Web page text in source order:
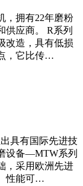
，拥有22年磨粉
供应商。 R系列
改造，具有低损
，它比传…
具有国际先进技
设备—MTW系列
，采用欧洲先进
性能可…